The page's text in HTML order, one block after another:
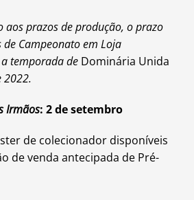
aos prazos de produção, o prazo
Campeonato em Loja
temporada de Dominária Unida
2022.
Irmãos: 2 de setembro
de colecionador disponíveis
de venda antecipada de Pré-